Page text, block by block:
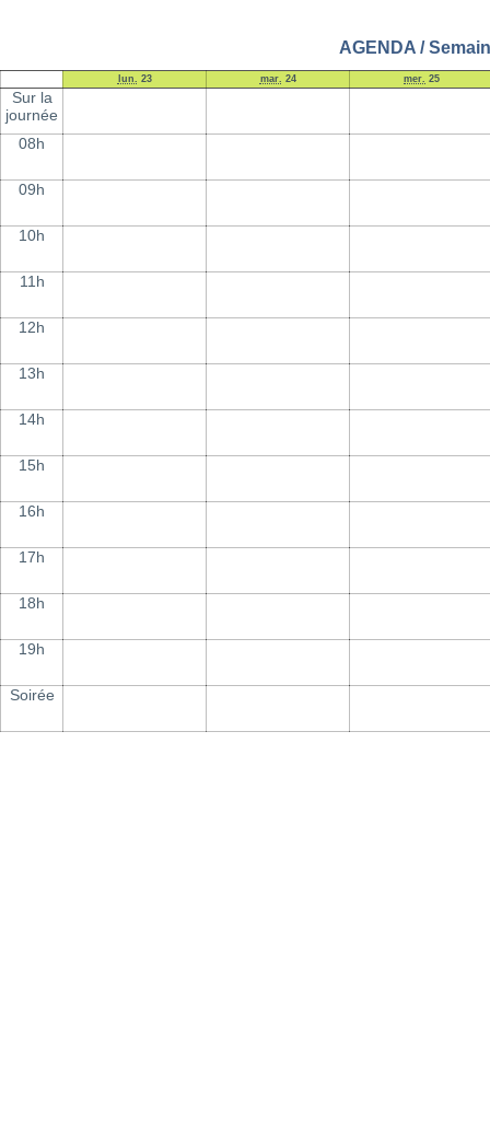
AGENDA /
lun. 23 mar. 24 mer. 25
Sur la
journée
08h
09h
10h
11h
12h
13h
14h
15h
16h
17h
18h
19h
Soirée